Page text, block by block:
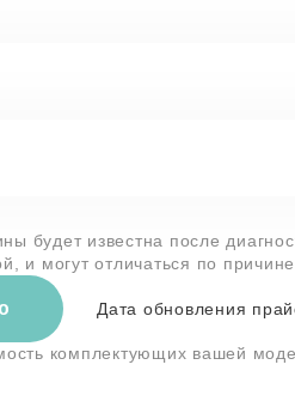
будет известна после
и могут отличаться по
Дата обновления
комплектующих вашей